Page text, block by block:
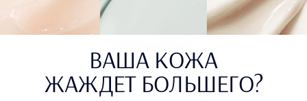
ВАША КОЖА
ЖАЖДЕТ БОЛЬШЕГО?